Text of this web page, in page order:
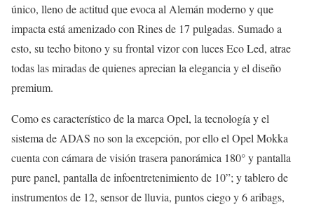
único, lleno de actitud que evoca al Alemán moderno y que
impacta está amenizado con Rines de 17 pulgadas. Sumado a
esto, su techo bitono y su frontal vizor con luces Eco Led, atrae
todas las miradas de quienes aprecian la elegancia y el diseño
premium.
Como es característico de la marca Opel, la tecnología y el
sistema de ADAS no son la excepción, por ello el Opel Mokka
cuenta con cámara de visión trasera panorámica 180° y pantalla
pure panel, pantalla de infoentretenimiento de 10”; y tablero de
instrumentos de 12, sensor de lluvia, puntos ciego y 6 aribags,